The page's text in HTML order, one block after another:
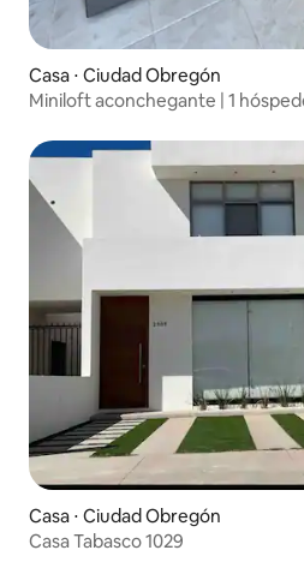
Casa ⋅ Ciudad Obregón
Miniloft aconchegante | 1
Casa ⋅ Ciudad Obregón
Casa Tabasco 1029